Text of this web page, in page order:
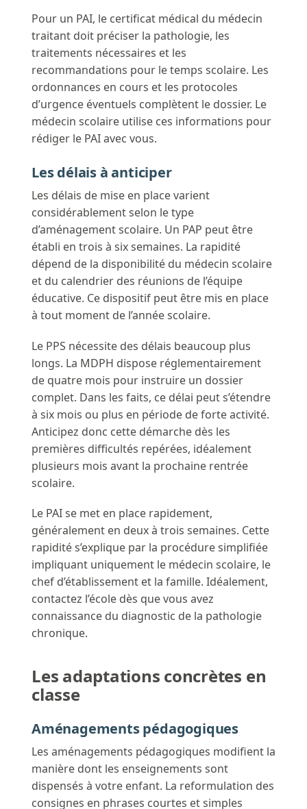
Pour un PAI, le certificat médical du médecin
traitant doit préciser la pathologie, les
traitements nécessaires et les
recommandations pour le temps scolaire. Les
ordonnances en cours et les protocoles
d’urgence éventuels complètent le dossier. Le
médecin scolaire utilise ces informations pour
rédiger le PAI avec vous.
Les délais à anticiper
Les délais de mise en place varient
considérablement selon le type
d’aménagement scolaire. Un PAP peut être
établi en trois à six semaines. La rapidité
dépend de la disponibilité du médecin scolaire
et du calendrier des réunions de l’équipe
éducative. Ce dispositif peut être mis en place
à tout moment de l’année scolaire.
Le PPS nécessite des délais beaucoup plus
longs. La MDPH dispose réglementairement
de quatre mois pour instruire un dossier
complet. Dans les faits, ce délai peut s’étendre
à six mois ou plus en période de forte activité.
Anticipez donc cette démarche dès les
premières difficultés repérées, idéalement
plusieurs mois avant la prochaine rentrée
scolaire.
Le PAI se met en place rapidement,
généralement en deux à trois semaines. Cette
rapidité s’explique par la procédure simplifiée
impliquant uniquement le médecin scolaire, le
chef d’établissement et la famille. Idéalement,
contactez l’école dès que vous avez
connaissance du diagnostic de la pathologie
chronique.
Les adaptations concrètes en
classe
Aménagements pédagogiques
Les aménagements pédagogiques modifient la
manière dont les enseignements sont
dispensés à votre enfant. La reformulation des
consignes en phrases courtes et simples